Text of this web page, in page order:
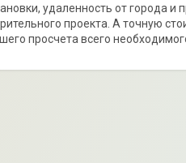
удаленность от города и
проекта. А точную
просчета всего